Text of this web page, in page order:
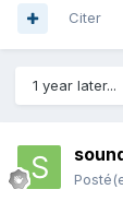
Citer
1 year later...